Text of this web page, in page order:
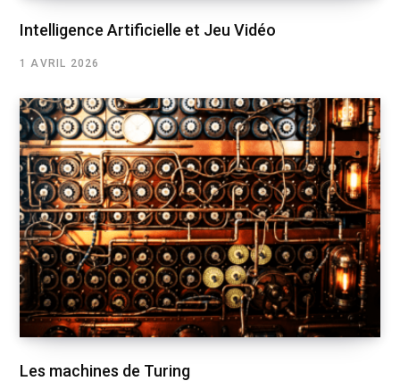
Intelligence Artificielle et Jeu Vidéo
1 AVRIL 2026
Les machines de Turing